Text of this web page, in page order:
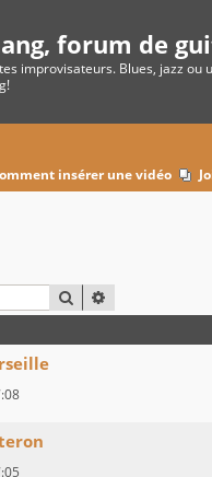
forum de
improvisateurs. Blues, jazz ou
insérer une vidéo
RECHERCHER